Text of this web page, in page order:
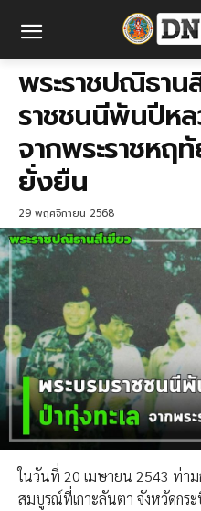
พระราชปณิธาน
ราชชนนีพันปีหล
จากพระราชหฤ
ยั่งยืน
29 พฤศจิกายน 2568
ในวันที่ 20 เมษายน 2543 ท่า
สมบูรณ์ที่เกาะลันตา จังหวัดกระ